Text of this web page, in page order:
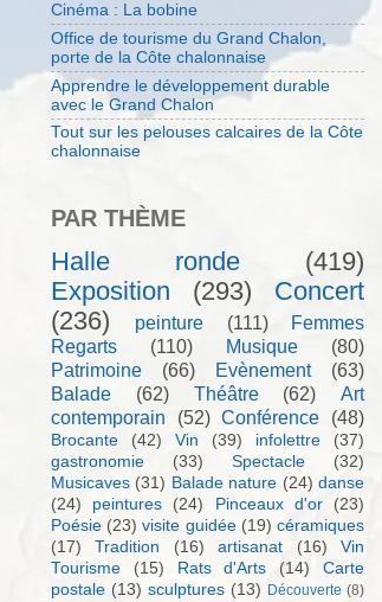
Cinéma : La bobine
Office de tourisme du Grand Chalon,
porte de la Côte chalonnaise
Apprendre le développement durable
avec le Grand Chalon
Tout sur les pelouses calcaires de la Côte
chalonnaise
PAR THÈME
Halle ronde
(419)
Exposition
(293)
Concert
(236)
peinture (111)
Femmes
Regarts
(110) Musique
(80)
Patrimoine
(66) Evènement
(63)
Balade
(62) Théâtre (62)
Art
contemporain
(52) Conférence (48)
Brocante (42) Vin (39) infolettre
(37)
gastronomie
(33) Spectacle
(32)
Musicaves (31) Balade nature (24) danse
(24)
peintures (24) Pinceaux d'or
(23)
Poésie (23) visite guidée (19) céramiques
(17)
Tradition (16) artisanat (16)
Vin
Tourisme
(15) Rats d'Arts (14)
Carte
postale (13) sculptures (13) Découverte (8)